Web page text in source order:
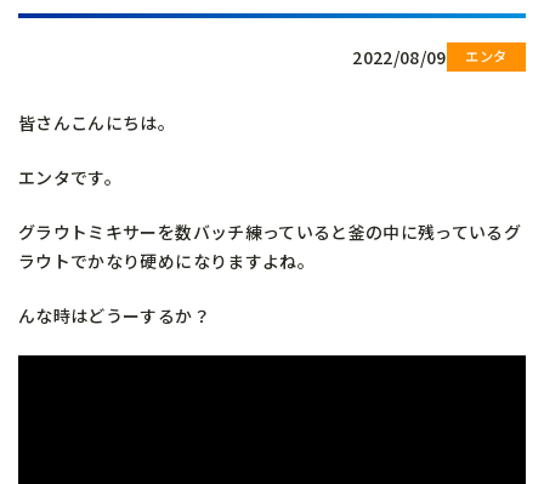
2022/08/09
皆さんこんにちは。
エンタです。
グラウトミキサーを数バッチ練っていると釜の中に残っているグ
ラウトでかなり硬めになりますよね。
んな時はどうーするか？